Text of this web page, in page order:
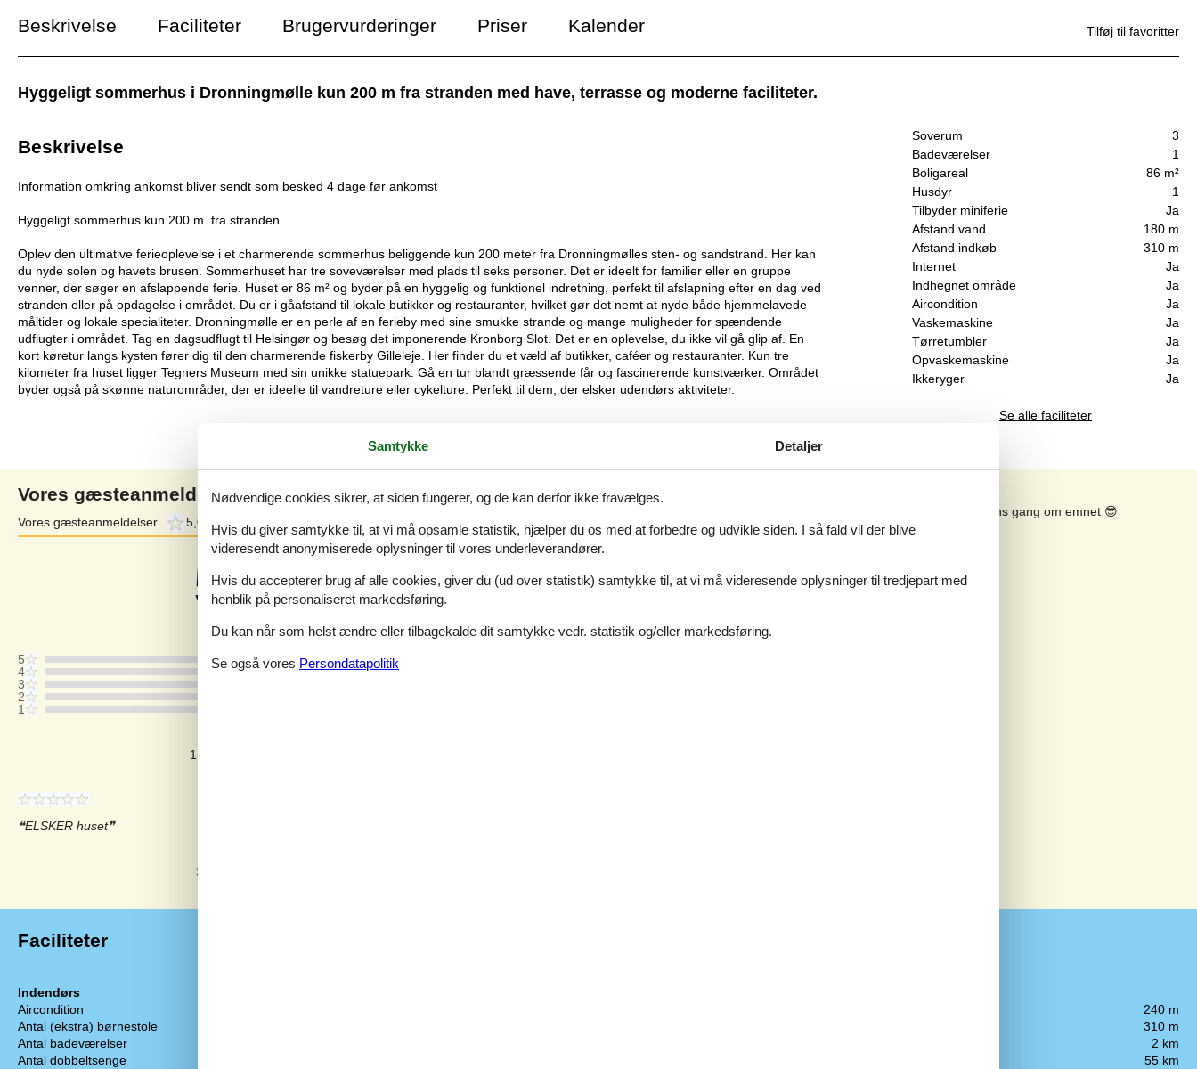
Beskrivelse Faciliteter Brugervurderinger Priser Kalender
Hyggeligt sommerhus i Dronningmølle kun 200 m fra stranden med have, terrasse og moderne faciliteter.
Soverum
3
Badeværelser
1
Boligareal
86 m²
Husdyr
1
Tilbyder miniferie
Ja
Afstand vand
180 m
Afstand indkøb
310 m
Internet
Ja
Indhegnet område
Ja
Aircondition
Ja
Vaskemaskine
Ja
Tørretumbler
Ja
Opvaskemaskine
Ja
Ikkeryger
Ja
Se alle faciliteter
Tilføj til favoritter
Beskrivelse
Information omkring ankomst bliver sendt som besked 4 dage før ankomst
Hyggeligt sommerhus kun 200 m. fra stranden
Oplev den ultimative ferieoplevelse i et charmerende sommerhus beliggende kun 200 meter fra Dronningmølles sten- og sandstrand. Her kan
du nyde solen og havets brusen. Sommerhuset har tre soveværelser med plads til seks personer. Det er ideelt for familier eller en gruppe
venner, der søger en afslappende ferie. Huset er 86 m² og byder på en hyggelig og funktionel indretning, perfekt til afslapning efter en dag ved
stranden eller på opdagelse i området. Du er i gåafstand til lokale butikker og restauranter, hvilket gør det nemt at nyde både hjemmelavede
måltider og lokale specialiteter. Dronningmølle er en perle af en ferieby med sine smukke strande og mange muligheder for spændende
udflugter i området. Tag en dagsudflugt til Helsingør og besøg det imponerende Kronborg Slot. Det er en oplevelse, du ikke vil gå glip af. En
kort køretur langs kysten fører dig til den charmerende fiskerby Gilleleje. Her finder du et væld af butikker, caféer og restauranter. Kun tre
kilometer fra huset ligger Tegners Museum med sin unikke statuepark. Gå en tur blandt græssende får og fascinerende kunstværker. Området
byder også på skønne naturområder, der er ideelle til vandreture eller cykelture. Perfekt til dem, der elsker udendørs aktiviteter.
Vores gæsteanmeldelser
Vores gæsteanmeldelser 5,0 Eksterne anmeldelser 4,3
5,0 Baseret på2 vurderinger
Sidste vurdering fra d. 04-07-2026
5
4
3
2
1
1 vurdering har kommentar på dansk.
ELSKER huset
Se 7 eksterne anmeldelser i stedet.
Se solens gang om emnet 😎
Faciliteter
Indendørs
Aircondition
Antal (ekstra) børnestole
Antal badeværelser
Antal dobbeltsenge
240 m
310 m
2 km
55 km
Samtykke Detaljer
Nødvendige cookies sikrer, at siden fungerer, og de kan derfor ikke fravælges.
Hvis du giver samtykke til, at vi må opsamle statistik, hjælper du os med at forbedre og udvikle siden. I så fald vil der blive
videresendt anonymiserede oplysninger til vores underleverandører.
Hvis du accepterer brug af alle cookies, giver du (ud over statistik) samtykke til, at vi må videresende oplysninger til tredjepart med
henblik på personaliseret markedsføring.
Du kan når som helst ændre eller tilbagekalde dit samtykke vedr. statistik og/eller markedsføring.
Se også vores Persondatapolitik